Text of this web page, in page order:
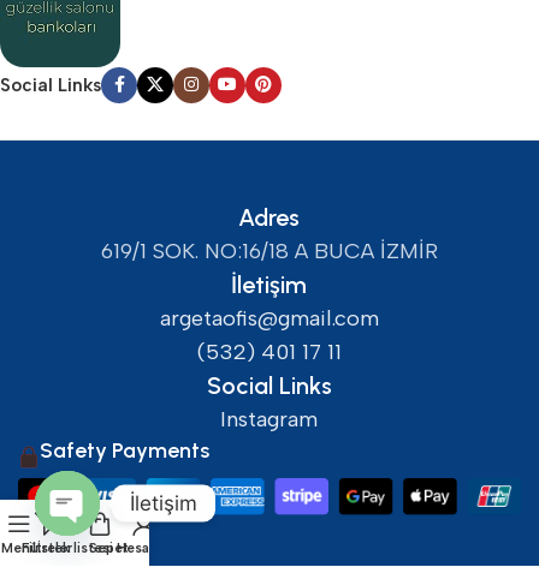
Social Links
Adres
619/1 SOK. NO:16/18 A BUCA İZMİR
İletişim
argetaofis@gmail.com
(532) 401 17 11
Social Links
Instagram
Safety Payments
MenüFiltreler
İstek listesi
SepetHesabım
İletişim
Open